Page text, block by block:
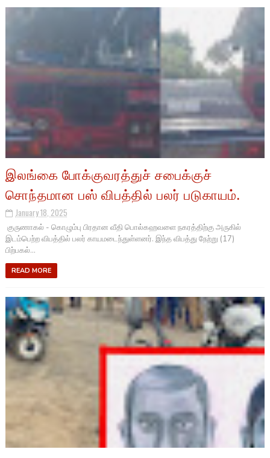
இலங்கை போக்குவரத்துச் சபைக்குச்
சொந்தமான பஸ் விபத்தில் பலர் படுகாயம்.
January 18, 2025
குருணாகல் - கொழும்பு பிரதான வீதி பொல்கஹவளை நகரத்திற்கு அருகில்
இடம்பெற்ற விபத்தில் பலர் காயமடைந்துள்ளனர். இந்த விபத்து நேற்று (17)
பிற்பகல்...
READ MORE